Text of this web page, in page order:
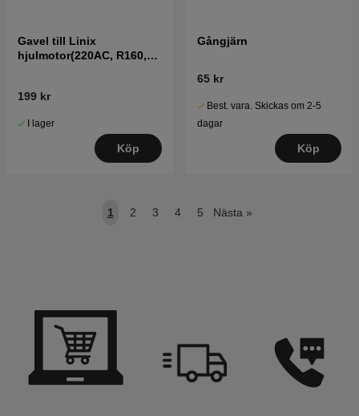
Gavel till Linix
hjulmotor(220AC, R160,
199 kr
I lager
Köp
Gångjärn
65 kr
Best. vara. Skickas om 2-5
dagar
Köp
1 2 3 4 5 Nästa »